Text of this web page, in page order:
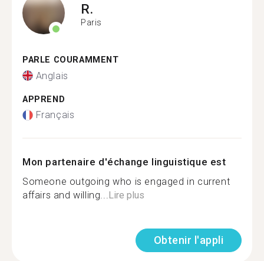
R.
Paris
PARLE COURAMMENT
Anglais
APPREND
Français
Mon partenaire d'échange linguistique est
Someone outgoing who is engaged in current
affairs and willing...Lire plus
Obtenir l'appli